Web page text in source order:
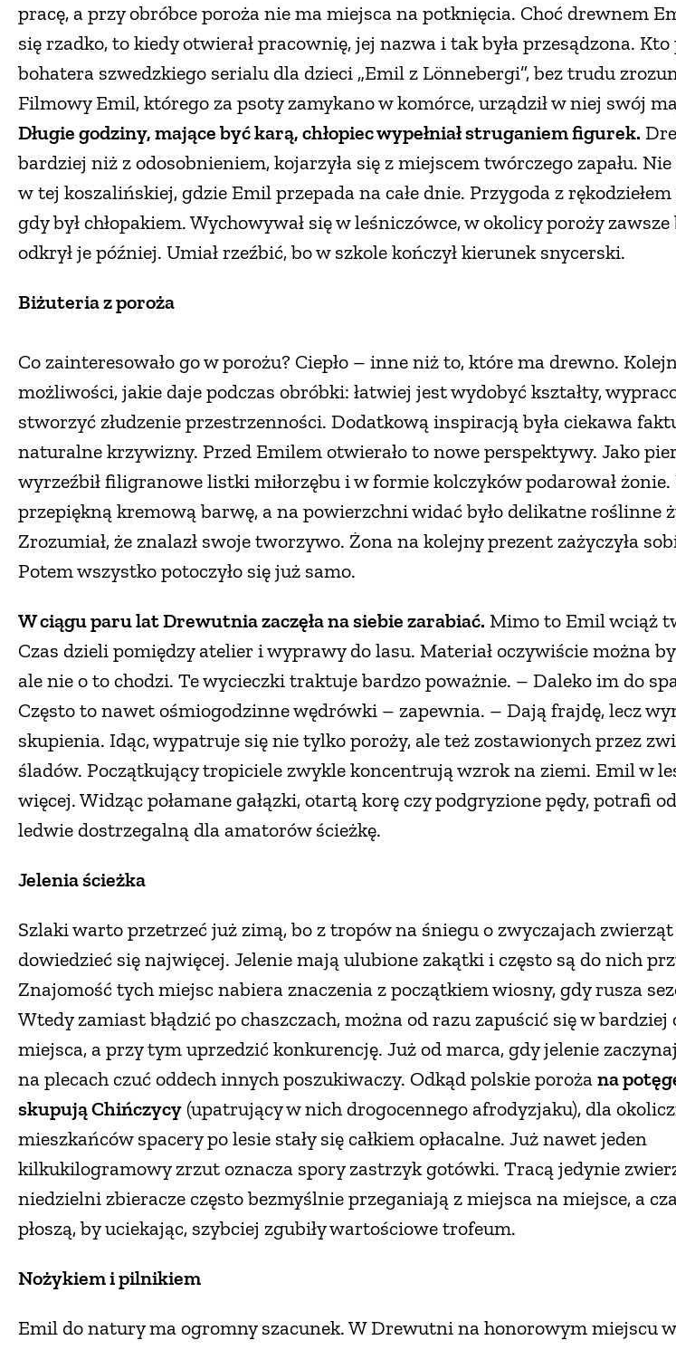
pracę, a przy obróbce poroża nie ma miejsca na potknięcia. Choć drewnem
się rzadko, to kiedy otwierał pracownię, jej nazwa i tak była przesądzona.
bohatera szwedzkiego serialu dla dzieci „Emil z Lönnebergi”, bez trudu
Filmowy Emil, którego za psoty zamykano w komórce, urządził w niej swój
Długie godziny, mające być karą, chłopiec wypełniał struganiem figurek.
bardziej niż z odosobnieniem, kojarzyła się z miejscem twórczego zapału.
w tej koszalińskiej, gdzie Emil przepada na całe dnie. Przygoda z rękodziełem
gdy był chłopakiem. Wychowywał się w leśniczówce, w okolicy poroży zawsze
odkrył je później. Umiał rzeźbić, bo w szkole kończył kierunek snycerski.
Biżuteria z poroża
Co zainteresowało go w porożu? Ciepło – inne niż to, które ma drewno.
możliwości, jakie daje podczas obróbki: łatwiej jest wydobyć kształty,
stworzyć złudzenie przestrzenności. Dodatkową inspiracją była ciekawa
naturalne krzywizny. Przed Emilem otwierało to nowe perspektywy. Jako
wyrzeźbił filigranowe listki miłorzębu i w formie kolczyków podarował żonie.
przepiękną kremową barwę, a na powierzchni widać było delikatne roślinne
Zrozumiał, że znalazł swoje tworzywo. Żona na kolejny prezent zażyczyła
Potem wszystko potoczyło się już samo.
W ciągu paru lat Drewutnia zaczęła na siebie zarabiać. Mimo to Emil wciąż
Czas dzieli pomiędzy atelier i wyprawy do lasu. Materiał oczywiście można
ale nie o to chodzi. Te wycieczki traktuje bardzo poważnie. – Daleko im do
Często to nawet ośmiogodzinne wędrówki – zapewnia. – Dają frajdę, lecz
skupienia. Idąc, wypatruje się nie tylko poroży, ale też zostawionych przez
śladów. Początkujący tropiciele zwykle koncentrują wzrok na ziemi. Emil w
więcej. Widząc połamane gałązki, otartą korę czy podgryzione pędy, potrafi
ledwie dostrzegalną dla amatorów ścieżkę.
Jelenia ścieżka
Szlaki warto przetrzeć już zimą, bo z tropów na śniegu o zwyczajach
dowiedzieć się najwięcej. Jelenie mają ulubione zakątki i często są do nich
Znajomość tych miejsc nabiera znaczenia z początkiem wiosny, gdy rusza
Wtedy zamiast błądzić po chaszczach, można od razu zapuścić się w bardziej
miejsca, a przy tym uprzedzić konkurencję. Już od marca, gdy jelenie
na plecach czuć oddech innych poszukiwaczy. Odkąd polskie porożana
skupują Chińczycy(upatrujący w nich drogocennego afrodyzjaku), dla
mieszkańców spacery po lesie stały się całkiem opłacalne. Już nawet jeden
kilkukilogramowy zrzut oznacza spory zastrzyk gotówki. Tracą jedynie
niedzielni zbieracze często bezmyślnie przeganiają z miejsca na miejsce, a
płoszą, by uciekając, szybciej zgubiły wartościowe trofeum.
Nożykiem i pilnikiem
Emil do natury ma ogromny szacunek. W Drewutni na honorowym miejscu